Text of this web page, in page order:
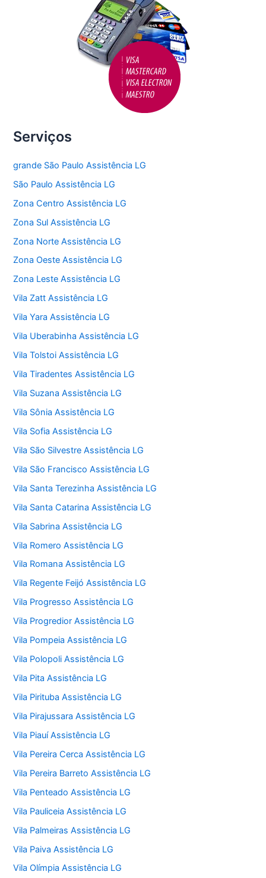
Serviços
grande São Paulo Assistência LG
São Paulo Assistência LG
Zona Centro Assistência LG
Zona Sul Assistência LG
Zona Norte Assistência LG
Zona Oeste Assistência LG
Zona Leste Assistência LG
Vila Zatt Assistência LG
Vila Yara Assistência LG
Vila Uberabinha Assistência LG
Vila Tolstoi Assistência LG
Vila Tiradentes Assistência LG
Vila Suzana Assistência LG
Vila Sônia Assistência LG
Vila Sofia Assistência LG
Vila São Silvestre Assistência LG
Vila São Francisco Assistência LG
Vila Santa Terezinha Assistência LG
Vila Santa Catarina Assistência LG
Vila Sabrina Assistência LG
Vila Romero Assistência LG
Vila Romana Assistência LG
Vila Regente Feijó Assistência LG
Vila Progresso Assistência LG
Vila Progredior Assistência LG
Vila Pompeia Assistência LG
Vila Polopoli Assistência LG
Vila Pita Assistência LG
Vila Pirituba Assistência LG
Vila Pirajussara Assistência LG
Vila Piauí Assistência LG
Vila Pereira Cerca Assistência LG
Vila Pereira Barreto Assistência LG
Vila Penteado Assistência LG
Vila Pauliceia Assistência LG
Vila Palmeiras Assistência LG
Vila Paiva Assistência LG
Vila Olímpia Assistência LG